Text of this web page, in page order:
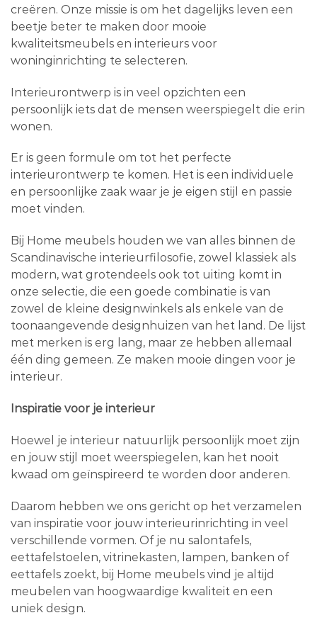
creëren. Onze missie is om het dagelijks leven een
beetje beter te maken door mooie
kwaliteitsmeubels en interieurs voor
woninginrichting te selecteren.
Interieurontwerp is in veel opzichten een
persoonlijk iets dat de mensen weerspiegelt die erin
wonen.
Er is geen formule om tot het perfecte
interieurontwerp te komen. Het is een individuele
en persoonlijke zaak waar je je eigen stijl en passie
moet vinden.
Bij Home meubels houden we van alles binnen de
Scandinavische interieurfilosofie, zowel klassiek als
modern, wat grotendeels ook tot uiting komt in
onze selectie, die een goede combinatie is van
zowel de kleine designwinkels als enkele van de
toonaangevende designhuizen van het land. De lijst
met merken is erg lang, maar ze hebben allemaal
één ding gemeen. Ze maken mooie dingen voor je
interieur.
Inspiratie voor je interieur
Hoewel je interieur natuurlijk persoonlijk moet zijn
en jouw stijl moet weerspiegelen, kan het nooit
kwaad om geïnspireerd te worden door anderen.
Daarom hebben we ons gericht op het verzamelen
van inspiratie voor jouw interieurinrichting in veel
verschillende vormen. Of je nu salontafels,
eettafelstoelen, vitrinekasten, lampen, banken of
eettafels zoekt, bij Home meubels vind je altijd
meubelen van hoogwaardige kwaliteit en een
uniek design.